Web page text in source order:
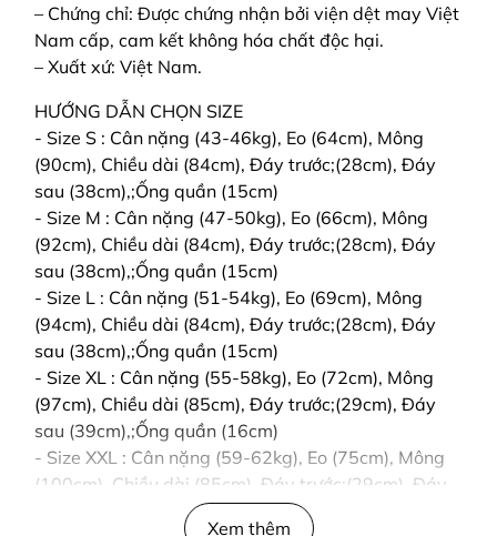
– Chứng chỉ: Được chứng nhận bởi viện dệt may Việt
Nam cấp, cam kết không hóa chất độc hại.
– Xuất xứ: Việt Nam.
HƯỚNG DẪN CHỌN SIZE
- Size S : Cân nặng (43-46kg), Eo (64cm), Mông
(90cm), Chiều dài (84cm), Đáy trước;(28cm), Đáy
sau (38cm),;Ống quần (15cm)
- Size M : Cân nặng (47-50kg), Eo (66cm), Mông
(92cm), Chiều dài (84cm), Đáy trước;(28cm), Đáy
sau (38cm),;Ống quần (15cm)
- Size L : Cân nặng (51-54kg), Eo (69cm), Mông
(94cm), Chiều dài (84cm), Đáy trước;(28cm), Đáy
sau (38cm),;Ống quần (15cm)
- Size XL : Cân nặng (55-58kg), Eo (72cm), Mông
(97cm), Chiều dài (85cm), Đáy trước;(29cm), Đáy
sau (39cm),;Ống quần (16cm)
- Size XXL : Cân nặng (59-62kg), Eo (75cm), Mông
(100cm), Chiều dài (85cm), Đáy trước;(29cm), Đáy
sau (39cm),;Ống quần (16cm)
Xem thêm